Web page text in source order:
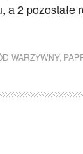
a 2
WARZYWNY,